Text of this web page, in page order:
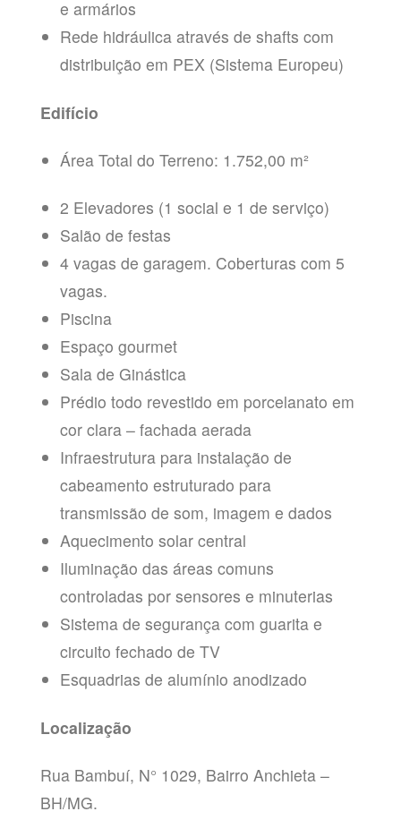
e armários
Rede hidráulica através de shafts com
distribuição em PEX (Sistema Europeu)
Edifício
Área Total do Terreno: 1.752,00 m²
2 Elevadores (1 social e 1 de serviço)
Salão de festas
4 vagas de garagem. Coberturas com 5
vagas.
Piscina
Espaço gourmet
Sala de Ginástica
Prédio todo revestido em porcelanato em
cor clara – fachada aerada
Infraestrutura para instalação de
cabeamento estruturado para
transmissão de som, imagem e dados
Aquecimento solar central
Iluminação das áreas comuns
controladas por sensores e minuterias
Sistema de segurança com guarita e
circuito fechado de TV
Esquadrias de alumínio anodizado
Localização
Rua Bambuí, N° 1029, Bairro Anchieta –
BH/MG.